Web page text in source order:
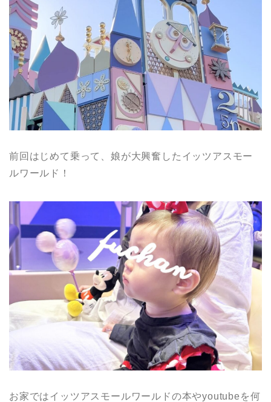
前回はじめて乗って、娘が大興奮したイッツアスモー
ルワールド！
お家ではイッツアスモールワールドの本やyoutubeを何